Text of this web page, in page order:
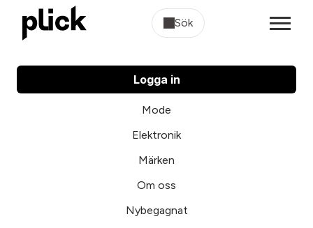
Sök
Logga in
Mode
Elektronik
Märken
Om oss
Nybegagnat